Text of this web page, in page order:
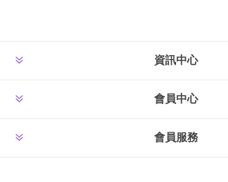
資訊中心
會員中心
會員服務